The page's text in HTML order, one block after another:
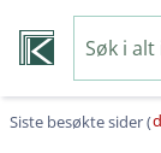
Siste besøkte sider (